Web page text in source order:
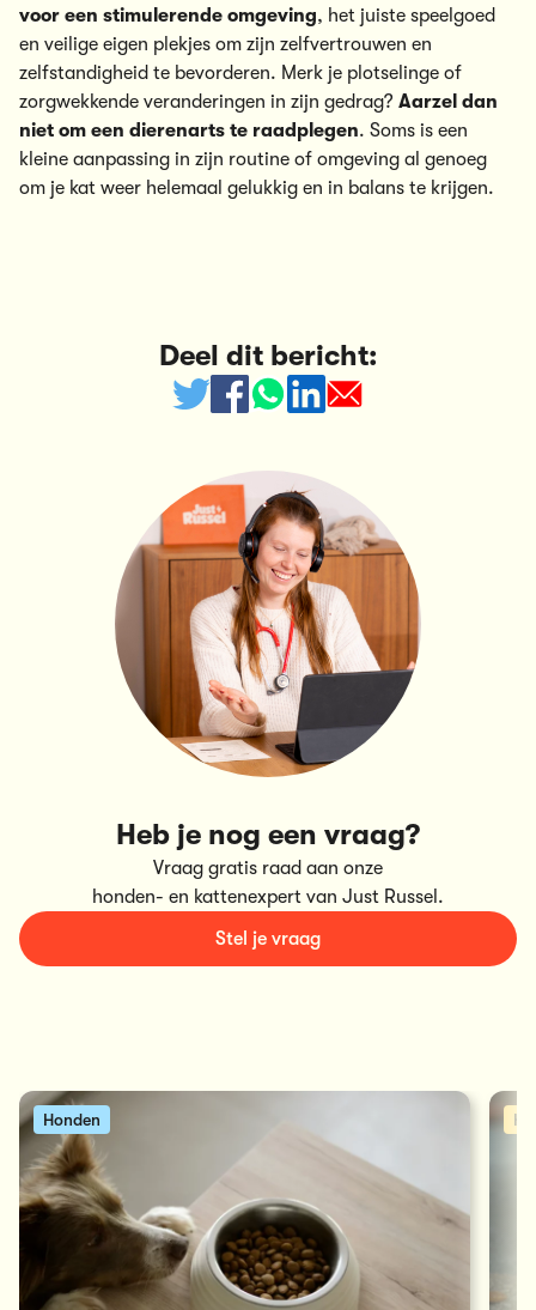
voor een stimulerende omgeving, het juiste speelgoed
en veilige eigen plekjes om zijn zelfvertrouwen en
zelfstandigheid te bevorderen. Merk je plotselinge of
zorgwekkende veranderingen in zijn gedrag? Aarzel dan
niet om een dierenarts te raadplegen. Soms is een
kleine aanpassing in zijn routine of omgeving al genoeg
om je kat weer helemaal gelukkig en in balans te krijgen.
Deel dit bericht:
Heb je nog een vraag?
Vraag gratis raad aan onze
honden- en kattenexpert van Just Russel.
Stel je vraag
Honden